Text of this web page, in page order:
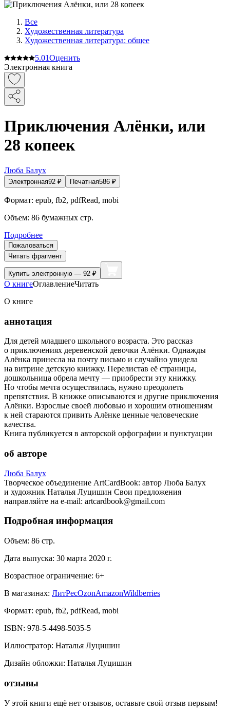
Все
Художественная литература
Художественная литература: общее
5.01Оценить
Электронная книга
Приключения Алёнки, или
28 копеек
Люба Балух
Электронная92 ₽ Печатная586 ₽
Формат: epub, fb2, pdfRead, mobi
Объем: 86 бумажных стр.
Подробнее
Пожаловаться
Читать фрагмент
Купить электронную — 92 ₽
О книгеОглавлениеЧитать
О книге
аннотация
Для детей младшего школьного возраста. Это рассказ
о приключениях деревенской девочки Алёнки. Однажды
Алёнка принесла на почту письмо и случайно увидела
на витрине детскую книжку. Перелистав её страницы,
дошкольница обрела мечту — приобрести эту книжку.
Но чтобы мечта осуществилась, нужно преодолеть
препятствия. В книжке описываются и другие приключения
Алёнки. Взрослые своей любовью и хорошим отношениям
к ней стараются привить Алёнке ценные человеческие
качества.
Книга публикуется в авторской орфографии и пунктуации
об авторе
Люба Балух
Творческое объединение ArtCardBook: автор Люба Балух
и художник Наталья Луцишин Свои предложения
направляйте на e-mail: artcardbook@gmail.com
Подробная информация
Объем: 86 стр.
Дата выпуска: 30 марта 2020 г.
Возрастное ограничение: 6+
В магазинах: ЛитРесOzonAmazonWildberries
Формат: epub, fb2, pdfRead, mobi
ISBN: 978-5-4498-5035-5
Иллюстратор: Наталья Луцишин
Дизайн обложки: Наталья Луцишин
отзывы
У этой книги ещё нет отзывов, оставьте свой отзыв первым!